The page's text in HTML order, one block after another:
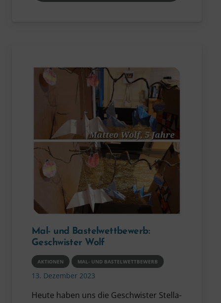
Mal- und Bastelwettbewerb:
Geschwister Wolf
AKTIONEN MAL- UND BASTELWETTBEWERB
13. Dezember 2023
Heute haben uns die Geschwister Stella-